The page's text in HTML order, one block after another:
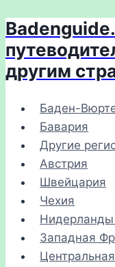
Перейти
к
содержимому
другим
Баден-
Бавария
Другие
Австрия
Швейцария
Чехия
Нидерланды
Западная